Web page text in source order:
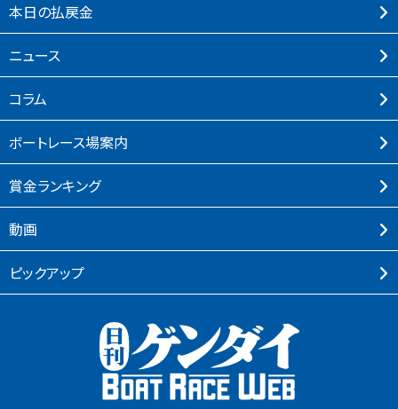
本⽇の払戻⾦
ニュース
コラム
ボートレース場案内
賞⾦ランキング
動画
ピックアップ